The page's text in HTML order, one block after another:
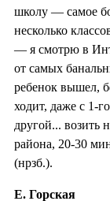
школу — самое
несколько
— я смотрю в
от самых
ребенок вышел,
ходит, даже с 1-
другой... возить
района, 20-30
(нрзб.).
Е. Горская